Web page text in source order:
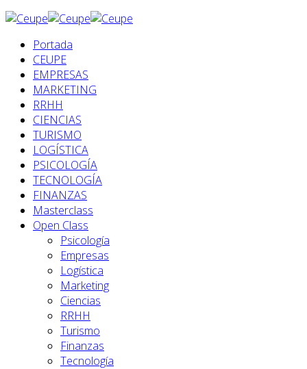
Portada
CEUPE
EMPRESAS
MARKETING
RRHH
CIENCIAS
TURISMO
LOGÍSTICA
PSICOLOGÍA
TECNOLOGÍA
FINANZAS
Masterclass
Open Class
Psicología
Empresas
Logística
Marketing
Ciencias
RRHH
Turismo
Finanzas
Tecnología